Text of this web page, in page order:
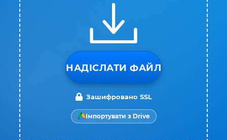
НАДІСЛАТИ ФАЙЛ
Зашифровано SSL
Імпортувати з Drive